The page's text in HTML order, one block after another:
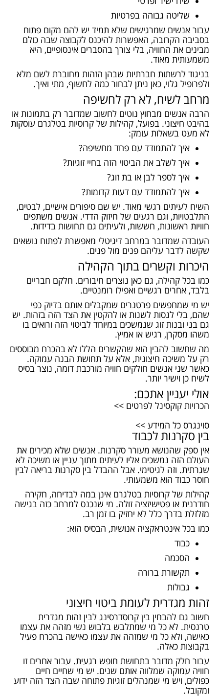
שליטה גבוהה בפרטיות
עבור אנשים שמרגישים שלא תמיד יש להם מקום פתוח
בסביבה הקרובה, האפשרות להיכנס לקבוצה שבה כולם
מבינים את החוויה, בלי צורך בהסברים אינסופיים, היא
משמעותית מאוד.
בניגוד לרשתות חברתיות שבהן הזהות מחוברת לשם מלא
ולפרופיל גלוי, כאן ניתן לבחור כמה לחשוף, מתי ואיך.
מרחב לשיח, לא רק לחשיפה
הרבה אנשים מבחוץ נוטים לחשוב שמדובר רק בתמונות או
בהיבט חיצוני. בפועל, קהילות של קרוסיות בטלגרם עוסקות
לא מעט בשאלות עומק:
איך להתמודד עם פחד מחשיפה?
איך לשלב את הביטוי הזה בחיי זוגיות?
איך לספר לבן או בת זוג?
איך להתמודד עם דעות קדומות?
השיח לעיתים רגשי מאוד. יש שם סיפורים אישיים, לבטים,
התלבטויות, וגם רגעים של חיזוק הדדי. אנשים משתפים
חוויות ראשונות, חששות, ולעיתים גם תחושות בדידות.
העובדה שמדובר במרחב דיגיטלי מאפשרת לפתוח נושאים
שקשה לדבר עליהם פנים מול פנים.
היכרות וקשרים בתוך הקהילה
כמו בכל קהילה, גם כאן נוצרים חיבורים. חלקם חבריים
בלבד, אחרים רגשיים ואפילו רומנטיים.
יש מי שמחפשים פרטנרים שמקבלים אותם בדיוק כפי
שהם, בלי לנסות לשנות או להקטין את הצד הזה בזהות. יש
גם בני ובנות זוג שנמשכים במיוחד לביטוי הזה ורואים בו
משהו מסקרן, רגיש או אמיץ.
מה שחשוב להבין הוא שהקשרים הללו לא בהכרח מבוססים
רק על משיכה חיצונית, אלא על תחושת הבנה עמוקה.
כאשר שני אנשים חולקים חוויה מורכבת דומה, נוצר בסיס
לשיח כן וישיר יותר.
אולי יעניין אתכם:
הכרויות קוקסינל לפרטים >>
סוינגרס כל המידע >>
בין סקרנות לכבוד
אין ספק שהנושא מעורר סקרנות. אנשים שלא מכירים את
העולם הזה נמשכים אליו לעיתים מתוך עניין או משיכה לא
שגרתית. וזה לגיטימי. אבל ההבדל בין סקרנות בריאה לבין
חוסר כבוד הוא משמעותי.
קהילות של קרוסיות בטלגרם אינן במה לבדיחה, חקירה
חודרנית או פטישיזציה זולה. מי שנכנס למרחב כזה בגישה
מזלזלת בדרך כלל לא יחזיק בו זמן רב.
כמו בכל אינטראקציה אנושית, הבסיס הוא:
כבוד
הסכמה
תקשורת ברורה
גבולות
זהות מגדרית לעומת ביטוי חיצוני
חשוב גם להבחין בין קרוסדרסינג לבין זהות מגדרית
טרנסית. לא כל מי שמתלבש בלבוש נשי מזהה את עצמו
כאישה, ולא כל מי שמזהה את עצמו כאישה בהכרח פעיל
בקבוצות כאלה.
עבור חלק מדובר בתחושת חופש רגעית. עבור אחרים זו
חוויה עמוקה שמלווה אותם שנים. יש מי שחיים חיים
כפולים, ויש מי שמנהלים זוגיות פתוחה שבה הצד הזה ידוע
ומקובל.